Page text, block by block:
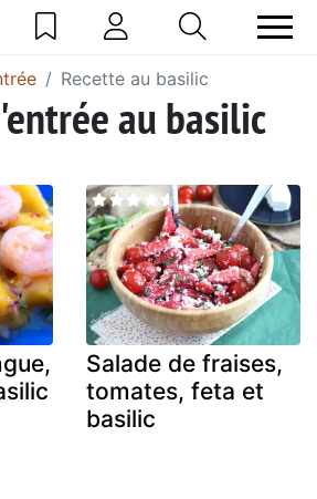
Recette au basilic
au basilic
Salade de fraises,
tomates, feta et
basilic